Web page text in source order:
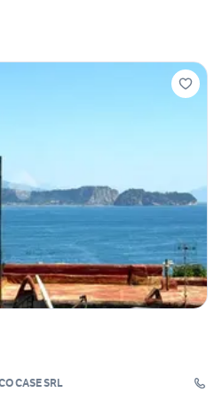
CASE SRL